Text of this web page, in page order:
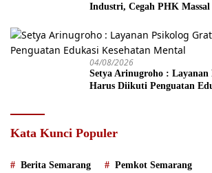
Industri, Cegah PHK
04/08/2026
Setya Arinugroho : Layanan
Harus Diikuti Penguatan
Kata Kunci Populer
Berita Semarang Pemkot Semarang